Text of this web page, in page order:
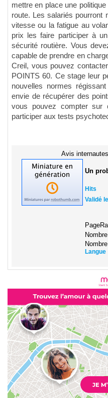
mettre en place une
route. Les salariés pourront
vitesse ou la fatigue au
prix les faire participer à
sécurité routière. Vous
capable de prendre en
Creil, vous pouvez
POINTS 60. Ce stage leur
nouvelles normes
envie de récupérer des
vous pouvez compter sur
participer aux tests
Avis
Un
Hits
Validé
Langue